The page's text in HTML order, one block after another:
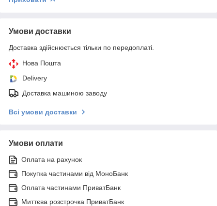
Умови доставки
Доставка здійснюється тільки по передоплаті.
Нова Пошта
Delivery
Доставка машиною заводу
Всі умови доставки
Умови оплати
Оплата на рахунок
Покупка частинами від МоноБанк
Оплата частинами ПриватБанк
Миттєва розстрочка ПриватБанк